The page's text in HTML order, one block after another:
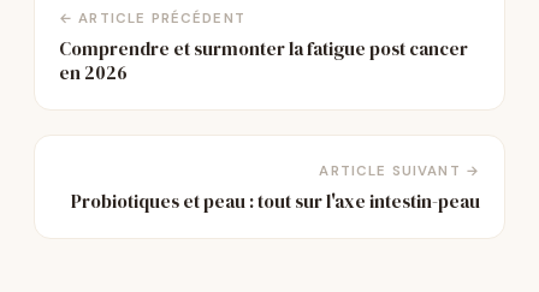
← ARTICLE PRÉCÉDENT
Comprendre et surmonter la fatigue post cancer
en 2026
ARTICLE SUIVANT →
Probiotiques et peau : tout sur l'axe intestin-peau